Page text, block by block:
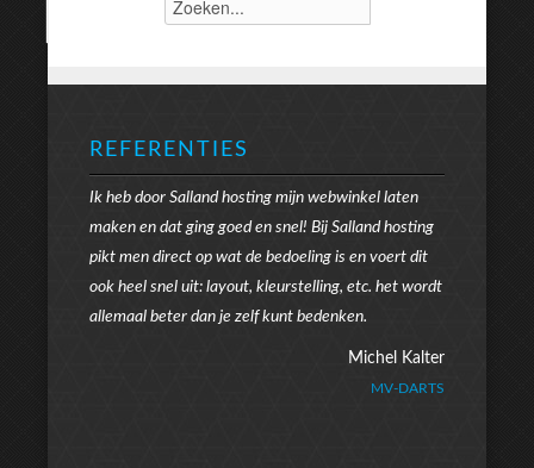
REFERENTIES
Ik heb door Salland hosting mijn webwinkel laten
maken en dat ging goed en snel! Bij Salland hosting
pikt men direct op wat de bedoeling is en voert dit
ook heel snel uit: layout, kleurstelling, etc. het wordt
allemaal beter dan je zelf kunt bedenken.
Michel Kalter
MV-DARTS